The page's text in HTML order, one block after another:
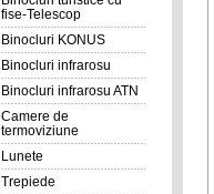
fise-Telescop
Binocluri KONUS
Binocluri infrarosu
Binocluri infrarosu ATN
Camere de
termoviziune
Lunete
Trepiede